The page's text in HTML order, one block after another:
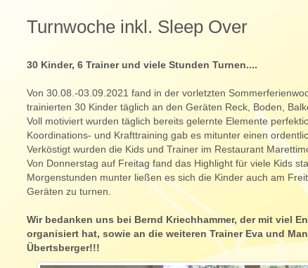
Turnwoche inkl. Sleep Over
30 Kinder, 6 Trainer und viele Stunden Turnen....
Von 30.08.-03.09.2021 fand in der vorletzten
trainierten 30 Kinder täglich an den Geräten Reck, Boden,
Voll motiviert wurden täglich bereits gelernte Elemente
Koordinations- und Krafttraining gab es mitunter einen
Verköstigt wurden die Kids und Trainer im Restaurant
Von Donnerstag auf Freitag fand das Highlight für viele Kids
Morgenstunden munter ließen es sich die Kinder auch am
Geräten zu turnen.
Wir bedanken uns bei Bernd Kriechhammer, der mit viel
organisiert hat, sowie an die weiteren Trainer Eva und
Übertsberger!!!